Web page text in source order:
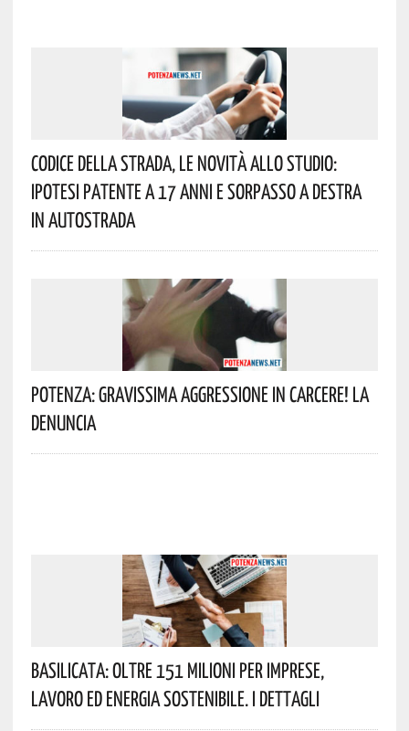
Codice Della Strada, Le Novità Allo Studio:
Ipotesi Patente A 17 Anni E Sorpasso A Destra
In Autostrada
Potenza: Gravissima Aggressione In Carcere! La
Denuncia
Basilicata: Oltre 151 Milioni Per Imprese,
Lavoro Ed Energia Sostenibile. I Dettagli